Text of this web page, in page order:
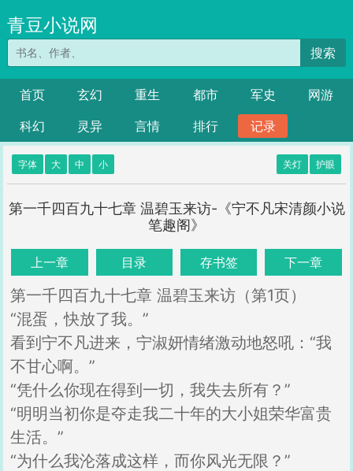
青豆小说网
搜索
首页 玄幻 重生 都市 军史
网游
科幻
灵异 言情 排行 记录
字体 大 中 小 关灯 护眼
第一千四百九十七章 温碧玉来访-《宁不凡宋清颜小说
笔趣阁》
上一章 目录 存书签 下一章
第一千四百九十七章 温碧玉来访（第1页）
“混蛋，快放了我。”
看到宁不凡进来，宁淑妍情绪激动地怒吼：“我
不甘心啊。”
“凭什么你现在得到一切，我失去所有？”
“明明当初你是夺走我二十年的大小姐荣华富贵
生活。”
“为什么我沦落成这样，而你风光无限？”